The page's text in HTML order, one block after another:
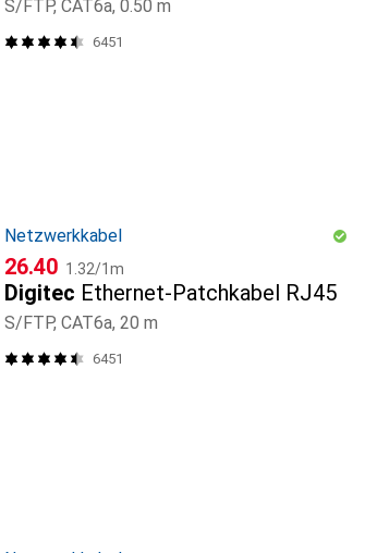
S/FTP, CAT6a, 0.50 m
6451
Netzwerkkabel
CHF
26.40 CHF
1.32/1m
Digitec Ethernet-Patchkabel RJ45
S/FTP, CAT6a, 20 m
6451